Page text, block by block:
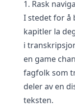
1. Rask
I stedet for å
kapitler la
i
en game
fagfolk som
deler av en
teksten.